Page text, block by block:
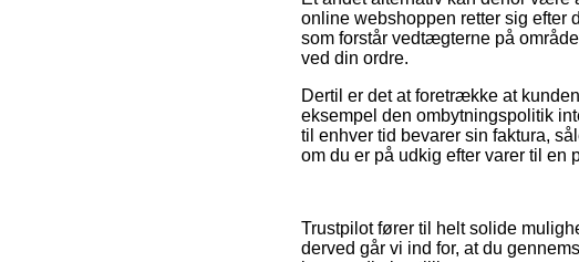
online webshoppen retter sig efter
som forstår vedtægterne på
ved din ordre.
Dertil er det at foretrække at
eksempel den ombytningspolitik
til enhver tid bevarer sin faktura,
om du er på udkig efter varer til en
Trustpilot fører til helt solide
derved går vi ind for, at du